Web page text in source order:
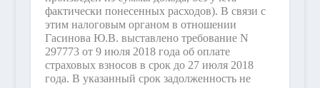
фактически понесенных расходов). В связи с
этим налоговым органом в отношении
Гасинова Ю.В. выставлено требование N
297773 от 9 июля 2018 года об оплате
страховых взносов в срок до 27 июля 2018
года. В указанный срок задолженность не